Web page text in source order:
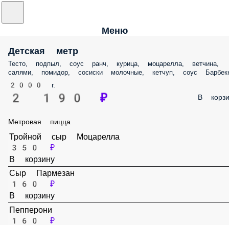
Меню
Детская метр
Тесто, подпыл, соус ранч, курица, моцарелла, ветчина, салями,
помидор, сосиски молочные, кетчуп, соус Барбекю
2000 г.
2 190 ₽ В
Метровая пицца
Тройной сыр Моцарелла
350 ₽
В корзину
Сыр Пармезан
160 ₽
В корзину